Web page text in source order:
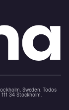
Sweden. Todos
34 Stockholm.